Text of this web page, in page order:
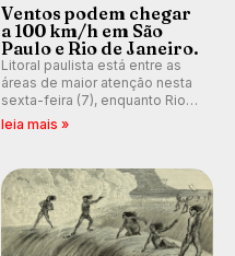
Ventos podem chegar
a 100 km/h em São
Paulo e Rio de Janeiro.
Litoral paulista está entre as
áreas de maior atenção nesta
sexta-feira (7), enquanto Rio
de Janeiro também recebe
alerta para ventos fortes.
km/h em Itanhaém.
leia mais »